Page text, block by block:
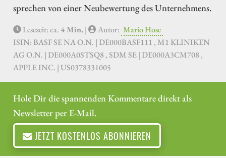
sprechen von einer Neubewertung des Unternehmens.
Lesezeit: ca.4 Min. | Autor: Mario Hose
ISIN: BASF SE NA O.N. | DE000BASF111 , M1 KLINIKEN
AG O.N. | DE000A0STSQ8 , SDM SE | DE000A3CM708 ,
APPLE INC. | US0378331005
Hole Dir die spannenden Kommentare direkt als
Newsletter per E-Mail.
JETZT KOSTENLOS ABONNIEREN